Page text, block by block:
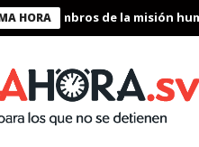
HORA de la misión